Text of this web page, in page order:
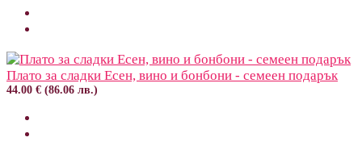
Плато за сладки Есен, вино и бонбони - семеен подарък
44.00 € (86.06 лв.)